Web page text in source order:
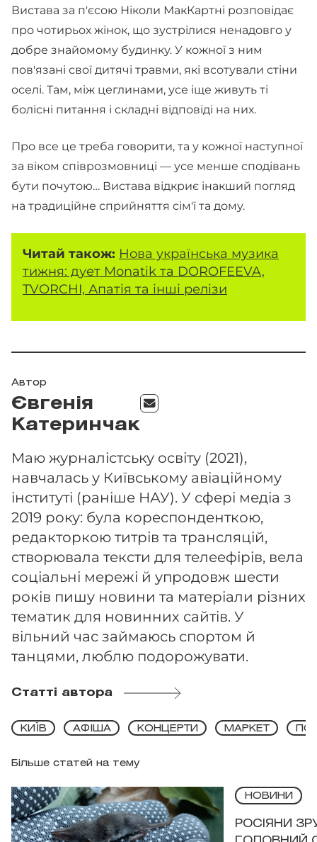
Вистава за п'єсою Ніколи МакКартні розповідає
про чотирьох жінок, що зустрілися ненадовго у
добре знайомому будинку. У кожної з ним
пов'язані свої дитячі травми, які всотували стіни
оселі. Там, між цеглинами, усе іще живуть ті
болісні питання і складні відповіді на них.
Про все це треба говорити, та у кожної наступної
за віком співрозмовниці — усе менше сподівань
бути почутою… Вистава відкриє інакший погляд
на традиційне сприйняття сім'ї та дому.
Читай також: Нова українська музика
тижня: дует Monatik та DOROFEEVA,
TVORCHI, Апатія та інші релізи
Автор
Євгенія
Катеринчак
Маю журналістську освіту (2021),
навчалась у Київському авіаційному
інституті (раніше НАУ). У сфері медіа з
2019 року: була кореспонденткою,
редакторкою титрів та трансляцій,
створювала тексти для телеефірів, вела
соціальні мережі й упродовж шести
років пишу новини та матеріали різних
тематик для новинних сайтів. У
вільний час займаюсь спортом й
танцями, люблю подорожувати.
Статті автора
Більше статей на тему
КИЇВ АФІША КОНЦЕРТИ МАРКЕТ
НОВИНИ
РОСІЯНИ